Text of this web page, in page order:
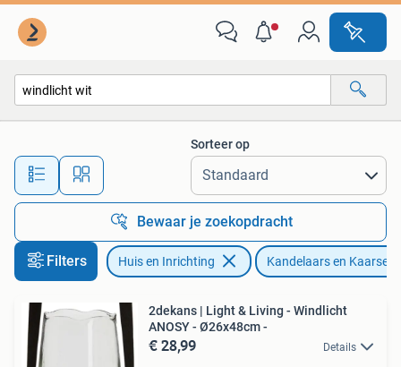
Alle afstanden…
Sorteer op
Bewaar je zoekopdracht
Filters Huis en Inrichting Kandelaars en Kaarsen
2dekans | Light & Living - Windlicht
ANOSY - Ø26x48cm -
€ 28,99 Details